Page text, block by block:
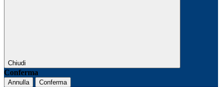
Chiudi
Conferma
Annulla Conferma